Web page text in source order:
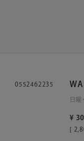
0552462235
日曜
¥
[